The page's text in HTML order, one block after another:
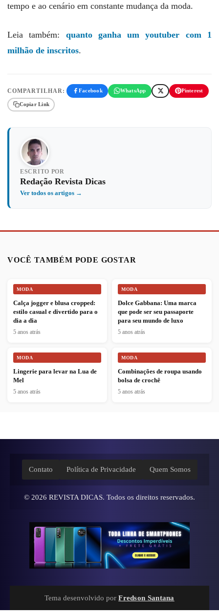
tempo e ao cenário em constante mudança da moda.
Leia também: quanto ganha um youtuber com 1
milhão de inscritos.
COMPARTILHAR: Facebook WhatsApp Pinterest
Copiar Link
ESCRITO POR
Redação Revista Dicas
Ver todos os artigos →
VOCÊ TAMBÉM PODE GOSTAR
MODA
Calça jogger e blusa cropped:
estilo casual e divertido para o
dia a dia
5 anos atrás
MODA
Dolce Gabbana: Uma marca
que pode ser seu passaporte
para seu mundo de luxo
5 anos atrás
MODA
Lingerie para levar na Lua de
Mel
5 anos atrás
MODA
Combinações de roupa usando
bolsa de crochê
5 anos atrás
Contato Política de Privacidade Quem Somos
© 2026 REVISTA DICAS. Todos os direitos reservados.
Tema desenvolvido por Fredson Santana